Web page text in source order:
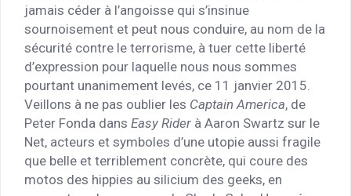
jamais céder à l’angoisse qui s’insinue
sournoisement et peut nous conduire, au nom de la
sécurité contre le terrorisme, à tuer cette liberté
d’expression pour laquelle nous nous sommes
pourtant unanimement levés, ce 11 janvier 2015.
Veillons à ne pas oublier les Captain America, de
Peter Fonda dans Easy Rider à Aaron Swartz sur le
Net, acteurs et symboles d’une utopie aussi fragile
que belle et terriblement concrète, qui coure des
motos des hippies au silicium des geeks, en